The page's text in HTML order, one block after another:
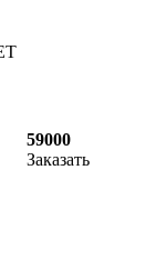
59000
Заказать